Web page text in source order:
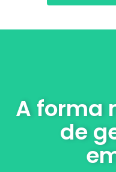
A forma
de